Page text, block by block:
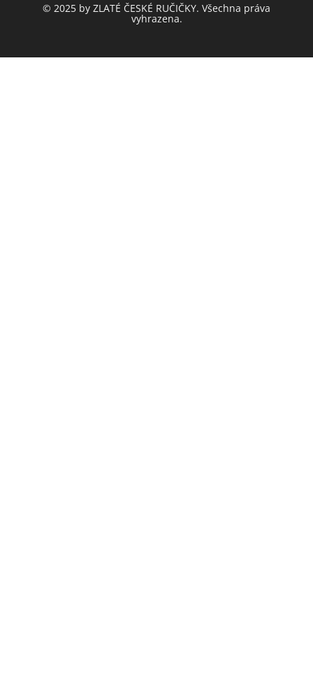
© 2025 by ZLATÉ ČESKÉ RUČIČKY. Všechna práva
vyhrazena.